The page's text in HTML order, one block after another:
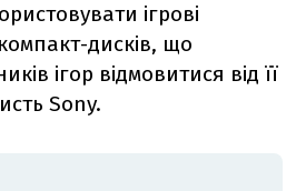
ігрові
дисків, що
ігор відмовитися від її
Sony.